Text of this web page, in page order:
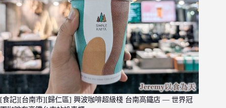
[食記][台南市][歸仁區] 興波咖啡超級棧 台南高鐵店 — 世界冠